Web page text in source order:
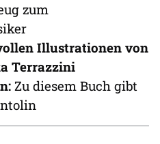
zum
Illustrationen von
Terrazzini
Zu diesem Buch gibt